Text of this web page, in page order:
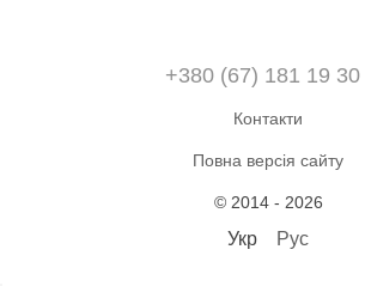
+380 (67) 181 19 30
Контакти
Повна версія сайту
© 2014 - 2026
Укр Рус